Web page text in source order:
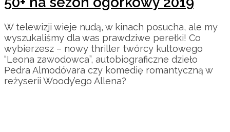
W telewizji wieje nudą, w kinach posucha, ale my
wyszukaliśmy dla was prawdziwe perełki! Co
wybierzesz – nowy thriller twórcy kultowego
“Leona zawodowca”, autobiograficzne dzieło
Pedra Almodóvara czy komedię romantyczną w
reżyserii Woody’ego Allena?